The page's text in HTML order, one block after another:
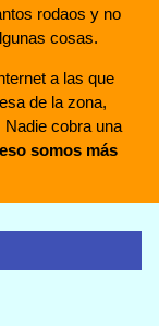
rodaos y no
cosas.
a las que
de la zona,
cobra una
somos más